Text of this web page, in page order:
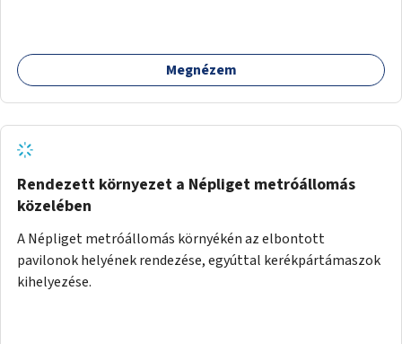
szűkületek javításával, néhány ponton pedig helyszíni
beavatkozással (pl. táblák kihelyezése, hulladékgyűjtők,
zöldutakon való közlekedést.
Megnézem
Rendezett környezet a Népliget metróállomás
közelében
A Népliget metróállomás környékén az elbontott
pavilonok helyének rendezése, egyúttal kerékpártámaszok
kihelyezése.